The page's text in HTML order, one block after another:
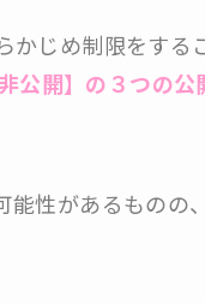
じめ制限をする
開】の３つの公
能性があるものの